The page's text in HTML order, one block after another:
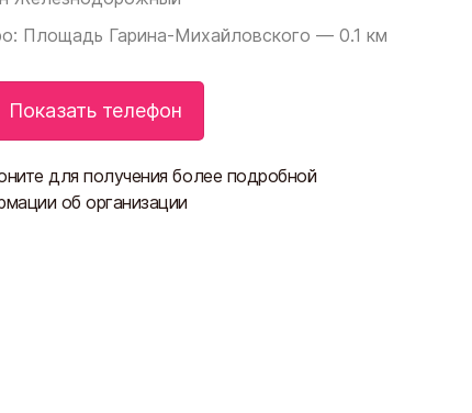
Площадь Гарина-Михайловского — 0.1 км
Показать телефон
для получения более подробной
об организации